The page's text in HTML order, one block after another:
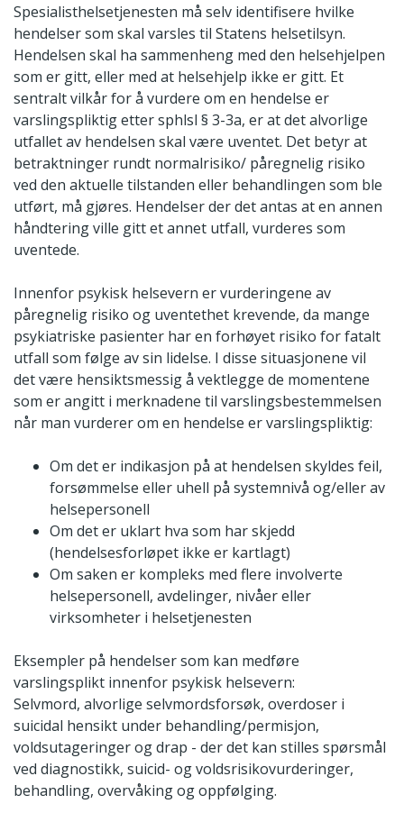
Spesialisthelsetjenesten må selv identifisere hvilke
hendelser som skal varsles til Statens helsetilsyn.
Hendelsen skal ha sammenheng med den helsehjelpen
som er gitt, eller med at helsehjelp ikke er gitt. Et
sentralt vilkår for å vurdere om en hendelse er
varslingspliktig etter sphlsl § 3-3a, er at det alvorlige
utfallet av hendelsen skal være uventet. Det betyr at
betraktninger rundt normalrisiko/ påregnelig risiko
ved den aktuelle tilstanden eller behandlingen som ble
utført, må gjøres. Hendelser der det antas at en annen
håndtering ville gitt et annet utfall, vurderes som
uventede.
Innenfor psykisk helsevern er vurderingene av
påregnelig risiko og uventethet krevende, da mange
psykiatriske pasienter har en forhøyet risiko for fatalt
utfall som følge av sin lidelse. I disse situasjonene vil
det være hensiktsmessig å vektlegge de momentene
som er angitt i merknadene til varslingsbestemmelsen
når man vurderer om en hendelse er varslingspliktig:
Om det er indikasjon på at hendelsen skyldes feil,
forsømmelse eller uhell på systemnivå og/eller av
helsepersonell
Om det er uklart hva som har skjedd
(hendelsesforløpet ikke er kartlagt)
Om saken er kompleks med flere involverte
helsepersonell, avdelinger, nivåer eller
virksomheter i helsetjenesten
Eksempler på hendelser som kan medføre
varslingsplikt innenfor psykisk helsevern:
Selvmord, alvorlige selvmordsforsøk, overdoser i
suicidal hensikt under behandling/permisjon,
voldsutageringer og drap - der det kan stilles spørsmål
ved diagnostikk, suicid- og voldsrisikovurderinger,
behandling, overvåking og oppfølging.